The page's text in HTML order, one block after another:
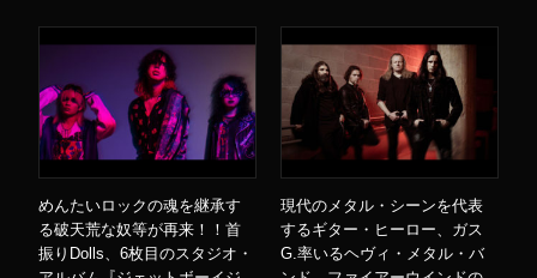
めんたいロックの魂を継承す
る破天荒な奴等が再来！！首
振りDolls、6枚目のスタジオ・
現代のメタル・シーンを代表
するギター・ヒーロー、ガス
G.率いるヘヴィ・メタル・バ